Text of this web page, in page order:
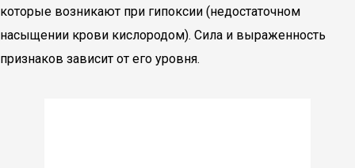
которые возникают при гипоксии (недостаточном
насыщении крови кислородом). Сила и выраженность
признаков зависит от его уровня.